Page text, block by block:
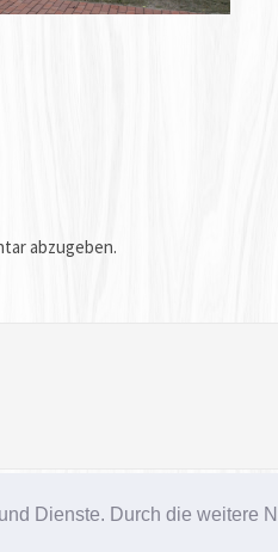
Dienste. Durch die weitere
abzugeben.
vorbehalten.